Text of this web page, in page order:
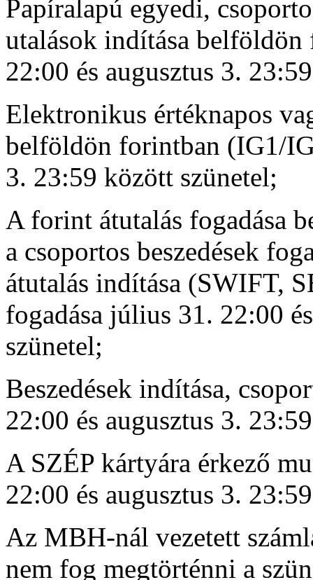
Papíralapú egyedi,
utalások indítása
22:00 és augusztus 3.
Elektronikus értéknapos
belföldön forintban (IG1/
3. 23:59 között szünetel;
A forint átutalás fogadása
a csoportos beszedések
átutalás indítása (SWIFT,
fogadása július 31. 22:00
szünetel;
Beszedések indítása,
22:00 és augusztus 3.
A SZÉP kártyára érkező
22:00 és augusztus 3.
Az MBH-nál vezetett
nem fog megtörténni a